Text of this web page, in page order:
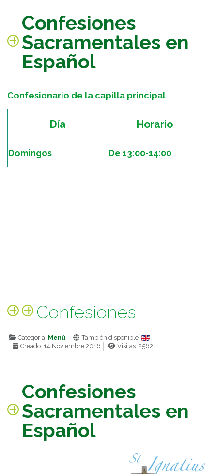
Confesiones
Sacramentales en
Español
Confesionario de la capilla principal
Día Horario
Domingos De 13:00-14:00
Confesiones
Categoría: Menú
También disponible:
Creado: 14 Noviembre 2016
Visitas: 2562
Confesiones
Sacramentales en
Español